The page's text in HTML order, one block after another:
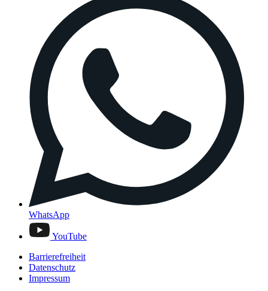
WhatsApp
YouTube
Barrierefreiheit
Datenschutz
Impressum